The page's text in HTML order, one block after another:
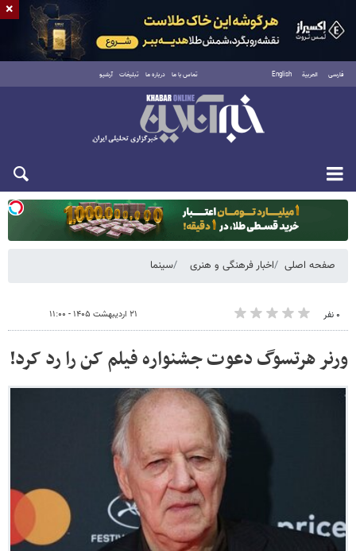
فارسی العربية English تماس با ما درباره ما تبلیغات آرشیو
دوشنبه ۱۹ مرداد ۱۴۰۵
صفحه اصلی اخبار فرهنگی و هنری سینما
۰ نفر ۲۱ اردیبهشت ۱۴۰۵ - ۱۱:۰۰
ورنر هرتسوگ دعوت جشنواره فیلم کن را رد کرد!
×